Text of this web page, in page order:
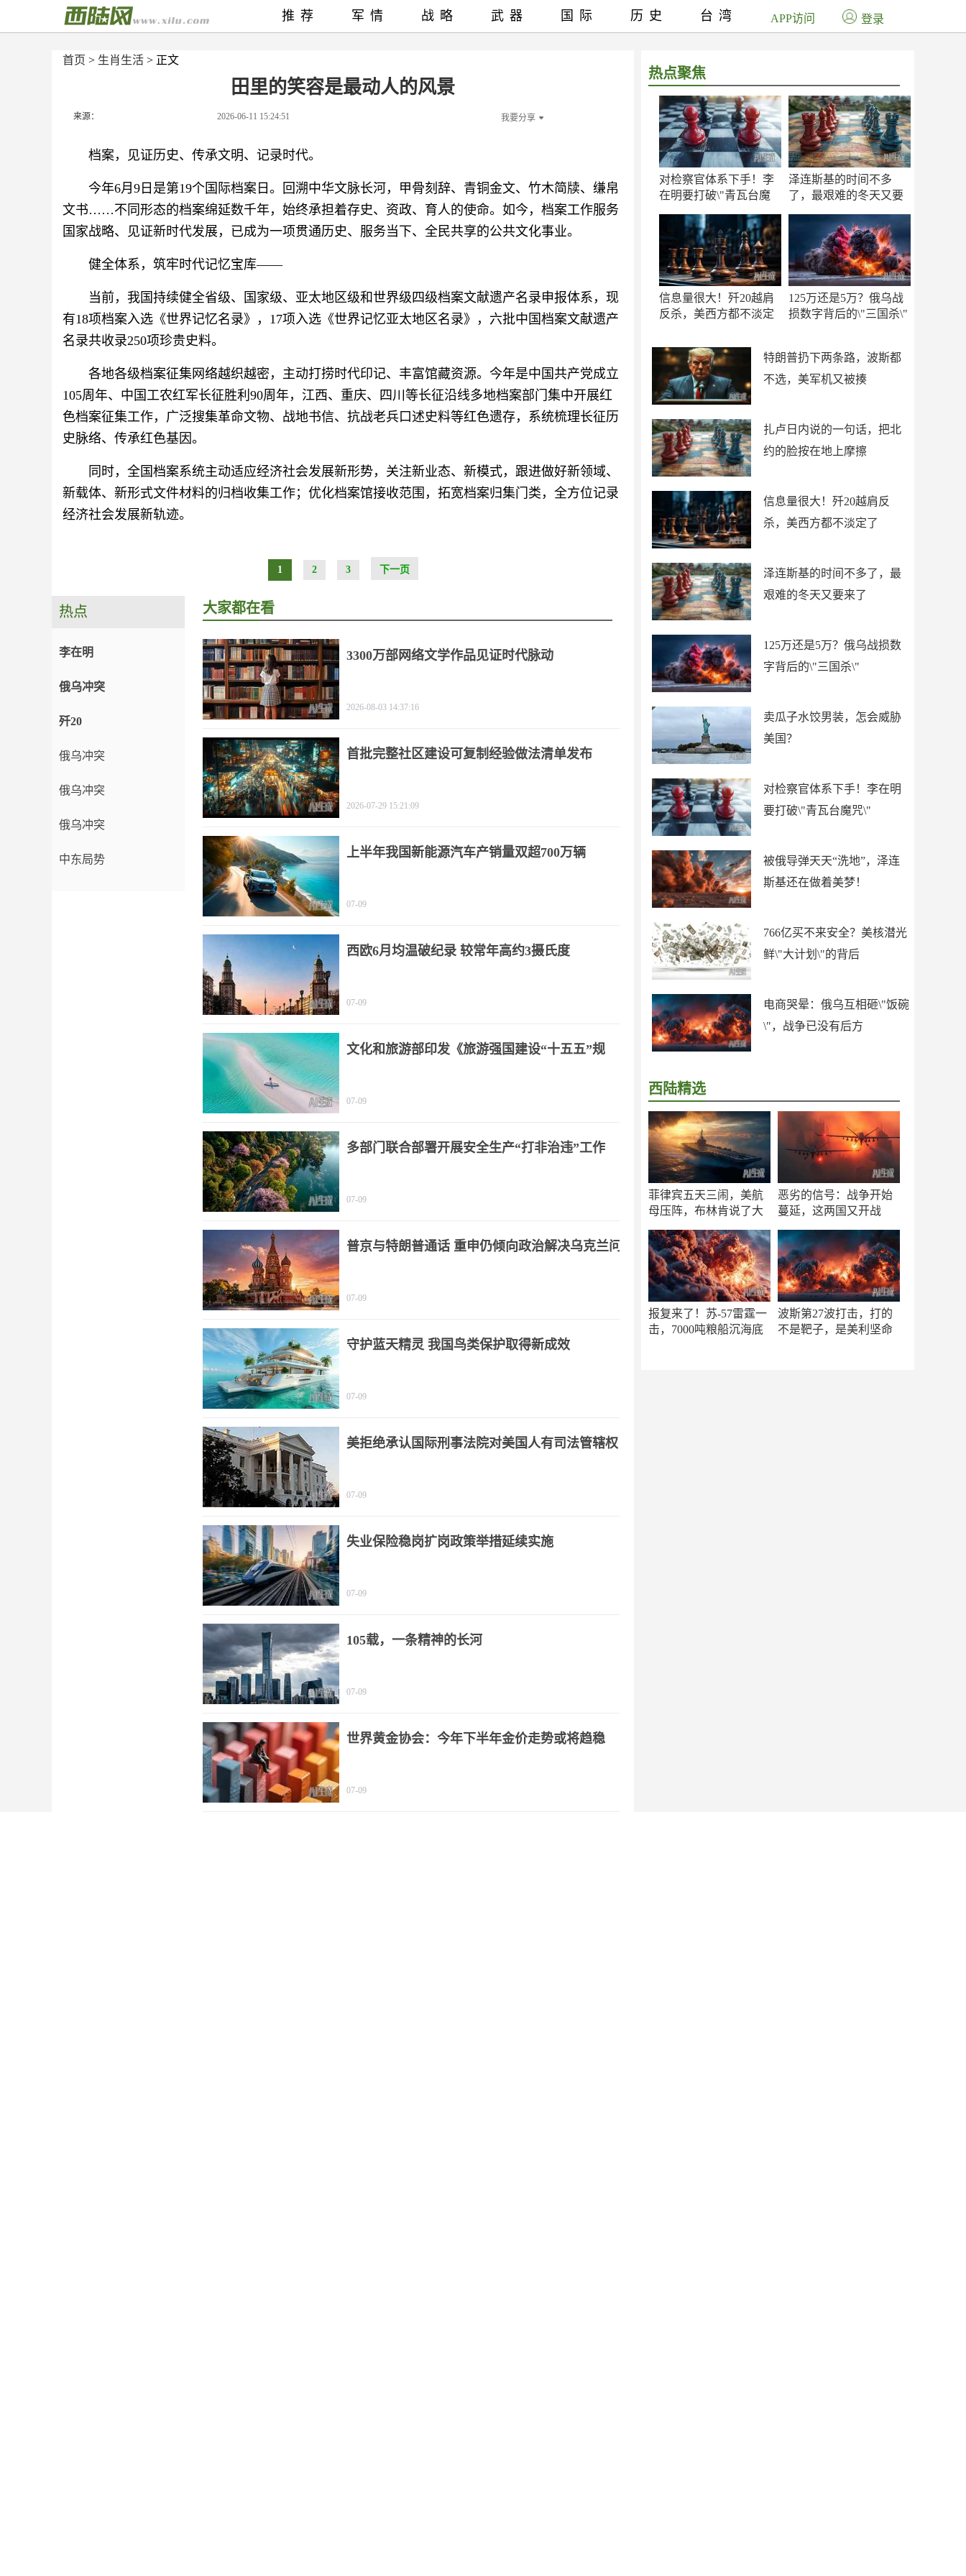
首页 > 生肖生活 > 正文
田里的笑容是最动人的风景
来源： 2026-06-11 15:24:51 我要分享
档案，见证历史、传承文明、记录时代。
今年6月9日是第19个国际档案日。回溯中华文脉长河，甲骨刻辞、青铜金文、竹木简牍、缣帛
文书……不同形态的档案绵延数千年，始终承担着存史、资政、育人的使命。如今，档案工作服务
国家战略、见证新时代发展，已成为一项贯通历史、服务当下、全民共享的公共文化事业。
健全体系，筑牢时代记忆宝库——
当前，我国持续健全省级、国家级、亚太地区级和世界级四级档案文献遗产名录申报体系，现
有18项档案入选《世界记忆名录》，17项入选《世界记忆亚太地区名录》，六批中国档案文献遗产
名录共收录250项珍贵史料。
各地各级档案征集网络越织越密，主动打捞时代印记、丰富馆藏资源。今年是中国共产党成立
105周年、中国工农红军长征胜利90周年，江西、重庆、四川等长征沿线多地档案部门集中开展红
色档案征集工作，广泛搜集革命文物、战地书信、抗战老兵口述史料等红色遗存，系统梳理长征历
史脉络、传承红色基因。
同时，全国档案系统主动适应经济社会发展新形势，关注新业态、新模式，跟进做好新领域、
新载体、新形式文件材料的归档收集工作；优化档案馆接收范围，拓宽档案归集门类，全方位记录
经济社会发展新轨迹。
1 2 3 下一页
热点聚焦
对检察官体系下手！李
在明要打破\"青瓦台魔
泽连斯基的时间不多
了，最艰难的冬天又要
信息量很大！歼20越肩
反杀，美西方都不淡定
125万还是5万？俄乌战
损数字背后的\"三国杀\"
特朗普扔下两条路，波斯都
不选，美军机又被揍
扎卢日内说的一句话，把北
约的脸按在地上摩擦
信息量很大！歼20越肩反
杀，美西方都不淡定了
泽连斯基的时间不多了，最
艰难的冬天又要来了
125万还是5万？俄乌战损数
字背后的\"三国杀\"
卖瓜子水饺男装，怎会威胁
美国？
对检察官体系下手！李在明
要打破\"青瓦台魔咒\"
被俄导弹天天“洗地”，泽连
斯基还在做着美梦！
766亿买不来安全？美核潜光
鲜\"大计划\"的背后
电商哭晕：俄乌互相砸\"饭碗
\"，战争已没有后方
西陆精选
菲律宾五天三闹，美航
母压阵，布林肯说了大
恶劣的信号：战争开始
蔓延，这两国又开战
报复来了！苏-57雷霆一
击，7000吨粮船沉海底
波斯第27波打击，打的
不是靶子，是美利坚命
推荐 军情 战略 武器 国际 历史 台湾 APP访问 登录
热点
李在明
俄乌冲突
歼20
俄乌冲突
俄乌冲突
俄乌冲突
中东局势
大家都在看
3300万部网络文学作品见证时代脉动
2026-08-03 14:37:16
首批完整社区建设可复制经验做法清单发布
2026-07-29 15:21:09
上半年我国新能源汽车产销量双超700万辆
07-09
西欧6月均温破纪录 较常年高约3摄氏度
07-09
文化和旅游部印发《旅游强国建设“十五五”规
07-09
多部门联合部署开展安全生产“打非治违”工作
07-09
普京与特朗普通话 重申仍倾向政治解决乌克兰问
07-09
守护蓝天精灵 我国鸟类保护取得新成效
07-09
美拒绝承认国际刑事法院对美国人有司法管辖权
07-09
失业保险稳岗扩岗政策举措延续实施
07-09
105载，一条精神的长河
07-09
世界黄金协会：今年下半年金价走势或将趋稳
07-09